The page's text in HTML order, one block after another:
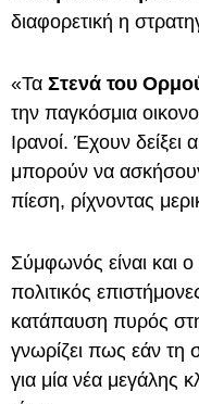
διαφορετική η
«Τα Στενά του
την παγκόσμια
Ιρανοί. Έχουν
μπορούν να
πίεση, ρίχνοντας
Σύμφωνός είναι και ο
πολιτικός
κατάπαυση πυρός
γνωρίζει πως εάν τη
για μία νέα μεγάλης